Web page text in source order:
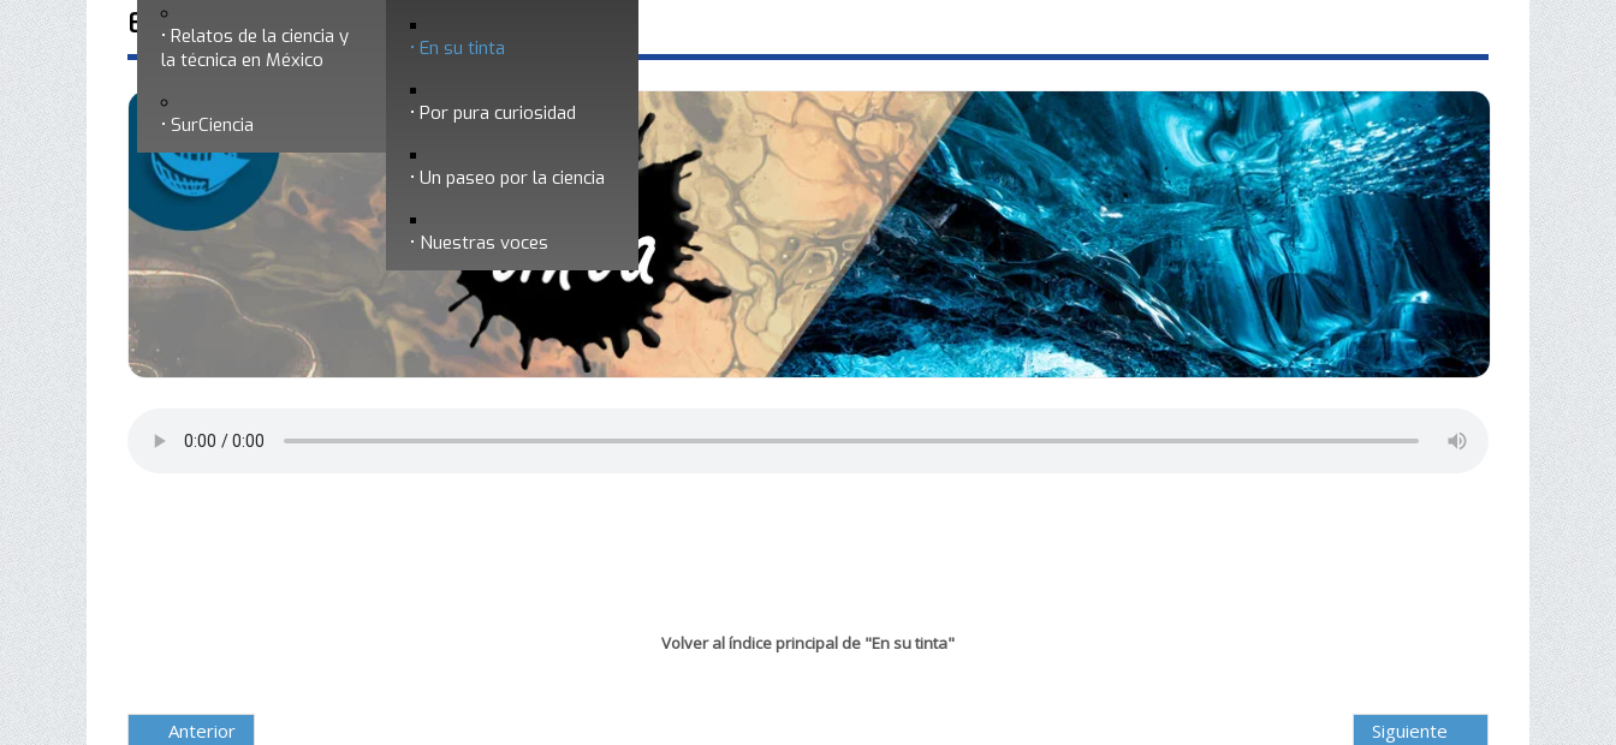
En su tinta
Por pura curiosidad
Un paseo por la ciencia
Nuestras voces
Relatos de la ciencia y
la técnica en México
SurCiencia
En su tinta - Programa 221
Volver al índice principal de "En su tinta"
Anterior Siguiente